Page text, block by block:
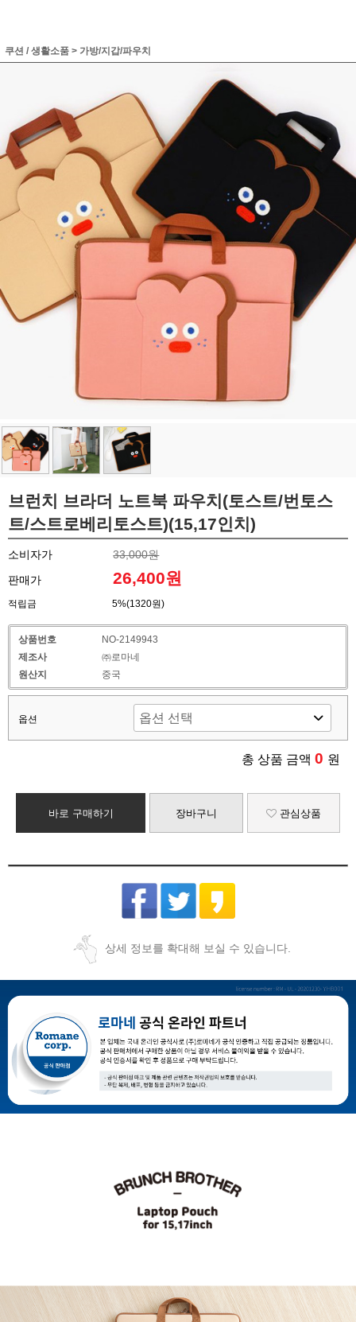
쿠션 / 생활소품 > 가방/지갑/파우치
브런치 브라더 노트북 파우치(토스트/번토스
트/스트로베리토스트)(15,17인치)
소비자가
33,000원
판매가
26,400원
적립금 5%(1320원)
상품번호
NO-2149943
제조사
㈜로마네
원산지
중국
옵션
총 상품 금액 0 원
바로 구매하기 장바구니 관심상품
상세 정보를 확대해 보실 수 있습니다.